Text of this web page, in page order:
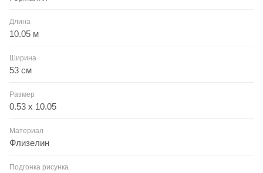
Длина
10.05 м
Ширина
53 см
Размер
0.53 x 10.05
Материал
Флизелин
Подгонка рисунка